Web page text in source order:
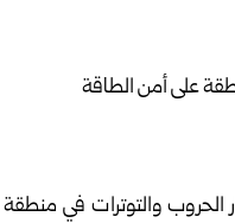
الحروب والتوترات في منطقة